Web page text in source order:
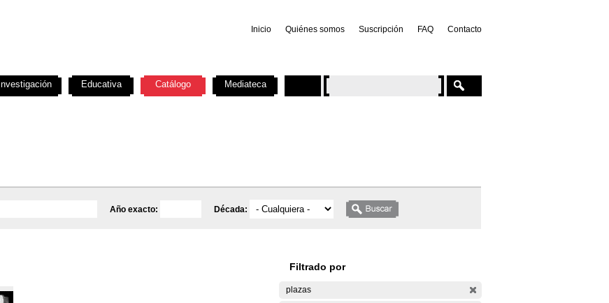
Inicio Quiénes somos Suscripción FAQ Contacto
Año exacto: Década:
Filtrado por
plazas
Investigación Educativa Catálogo Mediateca